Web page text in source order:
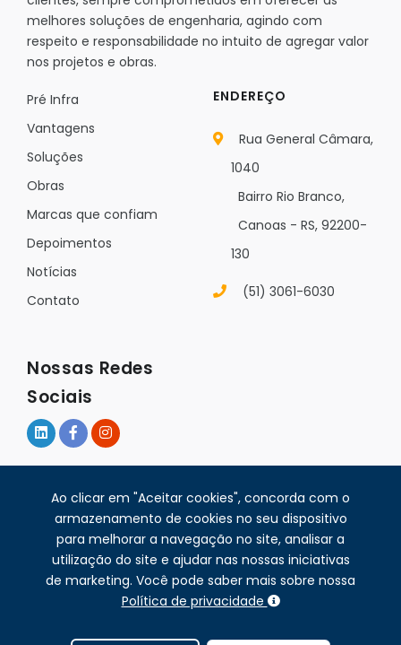
melhores soluções de engenharia, agindo com
respeito e responsabilidade no intuito de agregar valor
nos projetos e obras.
Pré Infra
Vantagens
Soluções
Obras
Marcas que confiam
Depoimentos
Notícias
Contato
ENDEREÇO
Rua General Câmara,
1040
Bairro Rio Branco,
Canoas - RS, 92200-
130
(51) 3061-6030
Nossas Redes
Sociais
Política de
privacidade
© Pré Infra - Pré-fabricados2026 - Desenvolvido por
TRENDMKT
Ao clicar em "Aceitar cookies", concorda com o
armazenamento de cookies no seu dispositivo
para melhorar a navegação no site, analisar a
utilização do site e ajudar nas nossas iniciativas
de marketing. Você pode saber mais sobre nossa
Política de privacidade